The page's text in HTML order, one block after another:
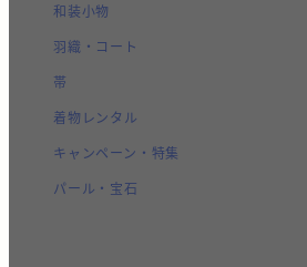
和装小物
羽織・コート
帯
着物レンタル
キャンペーン・特集
パール・宝石